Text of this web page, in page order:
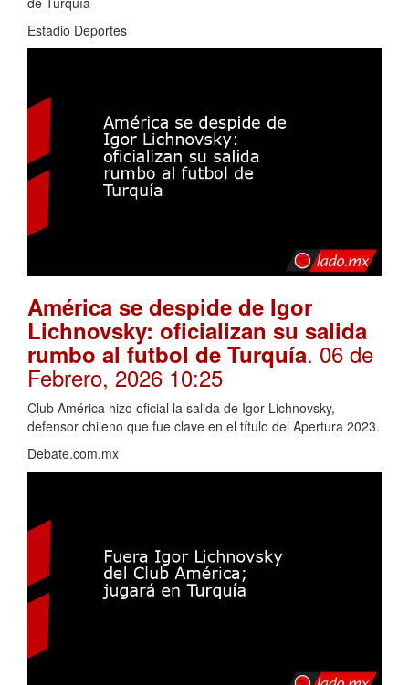
Estadio Deportes
América se despide de Igor
Lichnovsky: oficializan su salida
rumbo al futbol de Turquía. 06 de
Febrero, 2026 10:25
Club América hizo oficial la salida de Igor Lichnovsky,
defensor chileno que fue clave en el título del Apertura 2023.
Debate.com.mx